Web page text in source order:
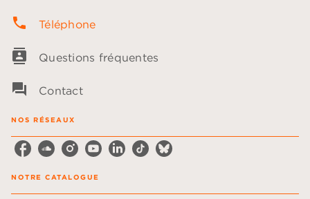
phone Téléphone
contacts Questions fréquentes
question_answer Contact
NOS RÉSEAUX
NOTRE CATALOGUE